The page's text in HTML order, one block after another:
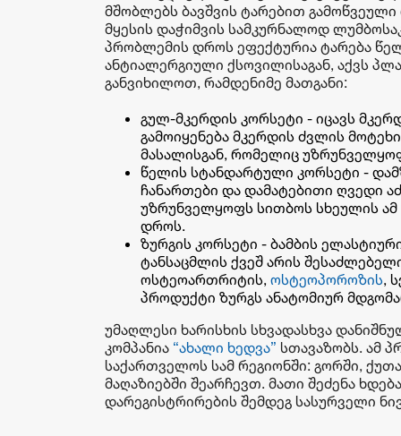
მშობლებს ბავშვის ტარებით
მყესის დაჭიმვის სამკურნალოდ
პრობლემის დროს ეფექტურია ტარება
ანტიალერგიული ქსოვილისაგან, აქვს
განვიხილოთ, რამდენიმე მათგანი:
გულ-მკერდის კორსეტი - იცავს
გამოიყენება მკერდის ძვლის
მასალისგან, რომელიც
წელის სტანდარტული კორსეტი -
ჩანართები და დამატებითი ღვედი
უზრუნველყოფს სითბოს სხეულის
დროს.
ზურგის კორსეტი - ბამბის
ტანსაცმლის ქვეშ არის
ოსტეოართრიტის, ოსტეოპოროზის,
პროდუქტი ზურგს ანატომიურ
უმაღლესი ხარისხის სხვადასხვა
კომპანია “ახალი ხედვა” სთავაზობს. ამ
საქართველოს სამ რეგიონში: გორში,
მაღაზიებში შეარჩევთ. მათი შეძენა
დარეგისტრირების შემდეგ სასურველი